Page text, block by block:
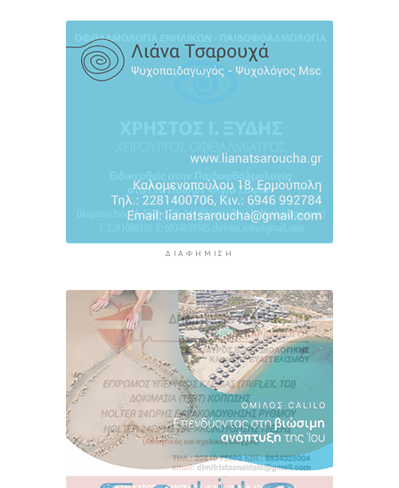
Ρέθυμνο: Η επόμενη μέρα του τουρισμού μετά
τις πυρκαγιές, η εικόνα σε Πρέβελη και Άγιο
ΔΙΑΦΉΜΙΣΗ